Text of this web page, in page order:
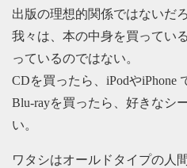
出版の理想的関係ではないだろ
我々は、本の中身を買ってい
っているのではない。
CDを買ったら、iPodやiPhone
Blu-rayを買ったら、好きなシ
い。
ワタシはオールドタイプの人